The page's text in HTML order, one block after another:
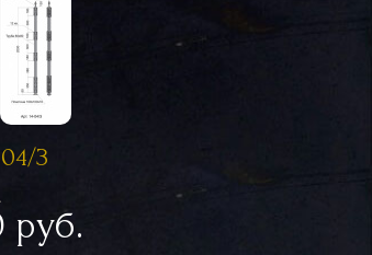
З
руб.